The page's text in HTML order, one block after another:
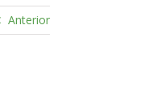
Anterior